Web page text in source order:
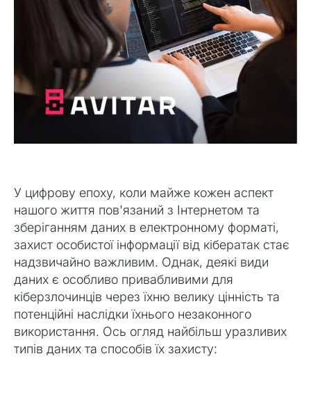
У цифрову епоху, коли майже кожен аспект
нашого життя пов'язаний з Інтернетом та
зберіганням даних в електронному форматі,
захист особистої інформації від кібератак стає
надзвичайно важливим. Однак, деякі види
даних є особливо привабливими для
кіберзлочинців через їхню велику цінність та
потенційні наслідки їхнього незаконного
використання. Ось огляд найбільш уразливих
типів даних та способів їх захисту: